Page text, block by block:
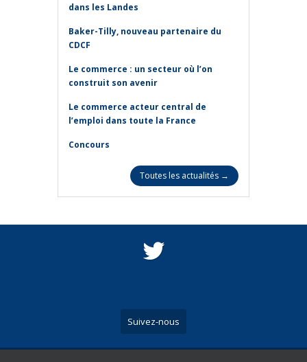
dans les Landes
Baker-Tilly, nouveau partenaire du
CDCF
Le commerce : un secteur où l’on
construit son avenir
Le commerce acteur central de
l’emploi dans toute la France
Concours
Toutes les actualités →
Suivez-nous